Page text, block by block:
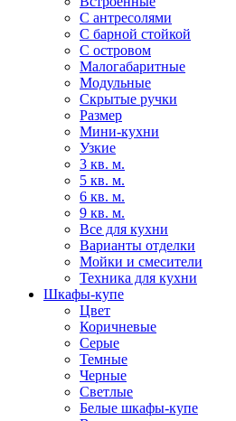
С антресолями
С барной стойкой
С островом
Малогабаритные
Модульные
Скрытые ручки
Размер
Мини-кухни
Узкие
3 кв. м.
5 кв. м.
6 кв. м.
9 кв. м.
Все для кухни
Варианты отделки
Мойки и смесители
Техника для кухни
Шкафы-купе
Цвет
Коричневые
Серые
Темные
Черные
Светлые
Белые шкафы-купе